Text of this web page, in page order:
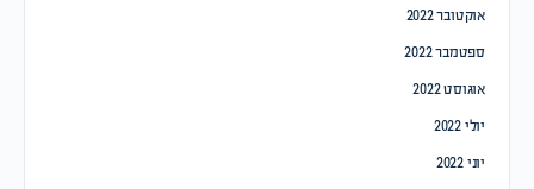
אוקטובר 2022
ספטמבר 2022
אוגוסט 2022
יולי 2022
יוני 2022